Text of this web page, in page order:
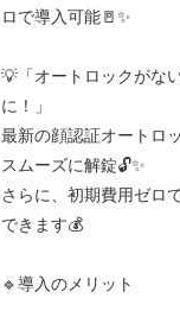
ロで導入可能🚪✨
💡「オートロックがな
に！」
最新の顔認証オートロ
スムーズに解錠🔓✨
さらに、初期費用ゼロ
できます💰
🔹導入のメリット